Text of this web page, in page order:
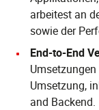
arbeitest an
sowie der
End-to-End
Umsetzung,
and Backend.